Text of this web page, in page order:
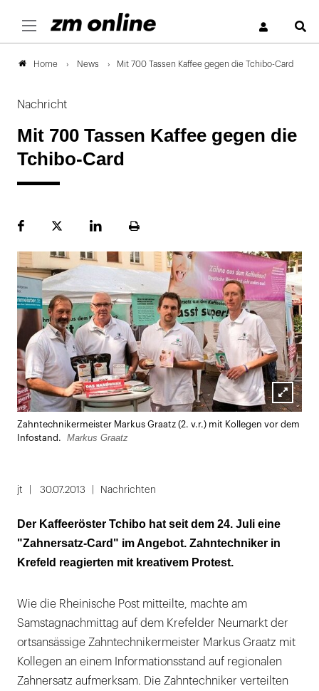
Home News Mit 700 Tassen Kaffee gegen die Tchibo-Card
Nachricht
Mit 700 Tassen Kaffee gegen die
Tchibo-Card
FacebookPlattformLinekdInSeite
Lightbox
öffnen
Zahntechnikermeister Markus Graatz (2. v.r.) mit Kollegen vor dem
Infostand.
Markus Graatz
jt 30.07.2013 Nachrichten
Der Kaffeeröster Tchibo hat seit dem 24. Juli eine
"Zahnersatz-Card" im Angebot. Zahntechniker in
Krefeld reagierten mit kreativem Protest.
Wie die Rheinische Post mitteilte, machte am
Samstagnachmittag auf dem Krefelder Neumarkt der
ortsansässige Zahntechnikermeister Markus Graatz mit
Kollegen an einem Informationsstand auf regionalen
Zahnersatz aufmerksam. Die Zahntechniker verteilten